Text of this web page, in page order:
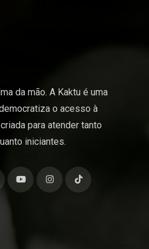
da mão. A Kaktu é uma
o acesso à
para atender tanto
iniciantes.